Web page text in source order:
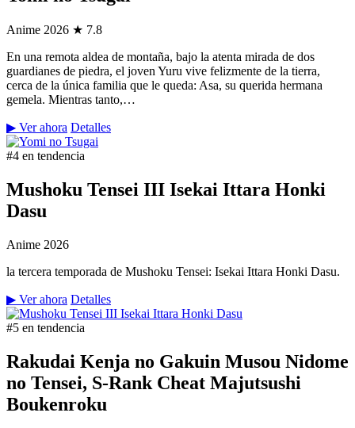
Anime 2026 ★ 7.8
En una remota aldea de montaña, bajo la atenta mirada de dos
guardianes de piedra, el joven Yuru vive felizmente de la tierra,
cerca de la única familia que le queda: Asa, su querida hermana
gemela. Mientras tanto,…
▶ Ver ahora Detalles
#4 en tendencia
Mushoku Tensei III Isekai Ittara Honki
Dasu
Anime 2026
la tercera temporada de Mushoku Tensei: Isekai Ittara Honki Dasu.
▶ Ver ahora Detalles
#5 en tendencia
Rakudai Kenja no Gakuin Musou Nidome
no Tensei, S-Rank Cheat Majutsushi
Boukenroku